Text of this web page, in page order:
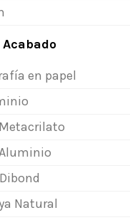
en papel
Natural